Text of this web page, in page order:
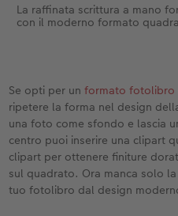
La raffinata scrittura a mano
con il moderno formato
Se opti per unformato fotolibro
ripetere la forma nel design
una foto come sfondo e lascia
centro puoi inserire una clipart
clipart per ottenere finiture
sul quadrato. Ora manca solo
tuo fotolibro dal design